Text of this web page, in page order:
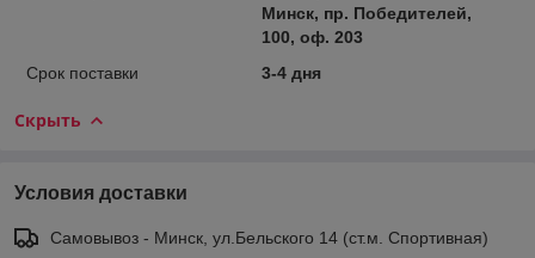
Минск, пр. Победителей,
100, оф. 203
Срок поставки
3-4 дня
Скрыть
Условия доставки
Самовывоз - Минск, ул.Бельского 14 (ст.м. Спортивная)